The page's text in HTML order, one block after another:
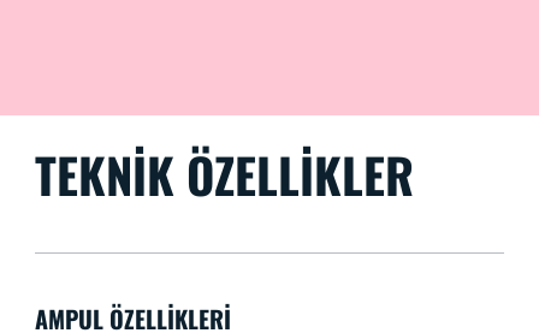
TEKNIK ÖZELLIKLER
AMPUL ÖZELLIKLERI